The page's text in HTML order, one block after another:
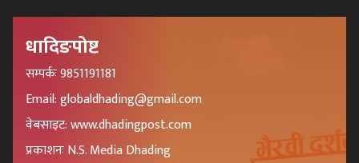
धादिङपोष्ट
सम्पर्कः 9851191181
Email: globaldhading@gmail.com
वेबसाइट: www.dhadingpost.com
प्रकाशनः N.S. Media Dhading